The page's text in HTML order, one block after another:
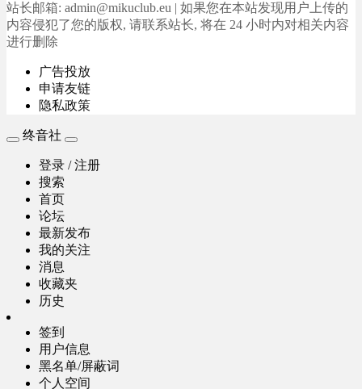
站长邮箱: admin@mikuclub.eu | 如果您在本站发现用户上传的
内容侵犯了您的版权, 请联系站长, 将在 24 小时内对相关内容
进行删除
广告投放
申请友链
隐私政策
终音社
登录 / 注册
搜索
首页
论坛
最新发布
我的关注
消息
收藏夹
历史
签到
用户信息
黑名单/屏蔽词
个人空间